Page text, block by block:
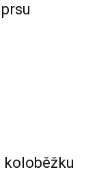
koloběžku